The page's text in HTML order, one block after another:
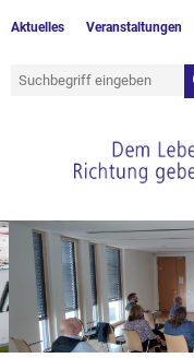
Aktuelles Veranstaltungen